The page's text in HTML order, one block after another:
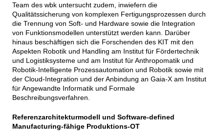
Team des wbk untersucht zudem, inwiefern die
Qualitätssicherung von komplexen Fertigungsprozessen durch
die Trennung von Soft- und Hardware sowie die Integration
von Funktionsmodellen unterstützt werden kann. Darüber
hinaus beschäftigen sich die Forschenden des KIT mit den
Aspekten Robotik und Handling am Institut für Fördertechnik
und Logistiksysteme und am Institut für Anthropomatik und
Robotik-Intelligente Prozessautomation und Robotik sowie mit
der Cloud-Integration und der Anbindung an Gaia-X am Institut
für Angewandte Informatik und Formale
Beschreibungsverfahren.
Referenzarchitekturmodell und Software-defined
Manufacturing-fähige Produktions-OT